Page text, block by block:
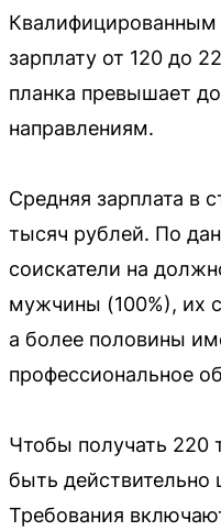
Квалифицированным
зарплату от 120 до
планка превышает
направлениям.
Средняя зарплата в
тысяч рублей. По
соискатели на
мужчины (100%), их
а более половины
профессиональное
Чтобы получать 220
быть
Требования